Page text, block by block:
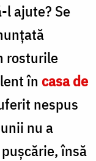
l ajute? Se
rosturile
în casa de
nespus
nu a
însă